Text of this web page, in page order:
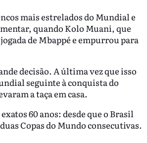
mais estrelados do Mundial e
quando Kolo Muani, que
de Mbappé e empurrou para
decisão. A última vez que isso
seguinte à conquista do
a taça em casa.
60 anos: desde que o Brasil
Copas do Mundo consecutivas.